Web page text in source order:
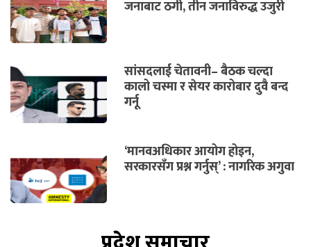
जनाबाट ठगी, तीन जनाविरुद्ध उजुरी
सांसदलाई चेतावनी– बैठक चल्दा
कालो चस्मा र सेयर कारोबार दुवै बन्द
गर्नू
‘मानवअधिकार आयोग होइन,
सरकारसँग प्रश्न गर्नुस्’ : नागरिक अगुवा